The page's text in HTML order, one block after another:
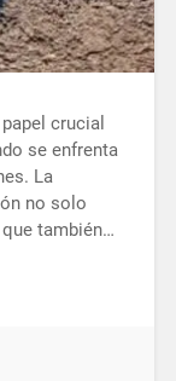
crucial
se enfrenta
La
no solo
también…